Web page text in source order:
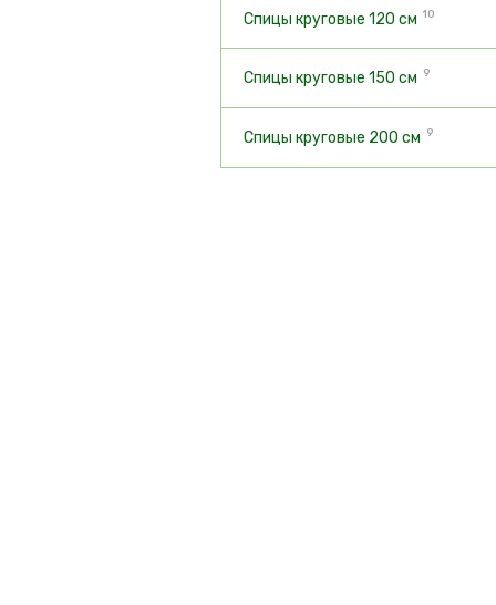
Спицы круговые 120 см 10
Спицы круговые 150 см 9
Спицы круговые 200 см 9